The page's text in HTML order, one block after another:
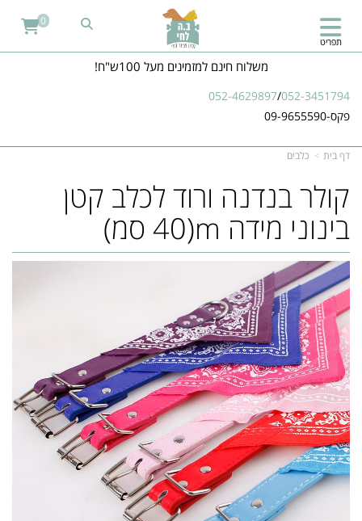
משלוח חינם למזמינים מעל 100ש"ח!
052-4629897/052-3451794
פקס-09-9655590
תפריט
0
דף בית כלבים
קולר בנדנה ורוד לכלב קטן
בינוני מידה m(40 סמ)